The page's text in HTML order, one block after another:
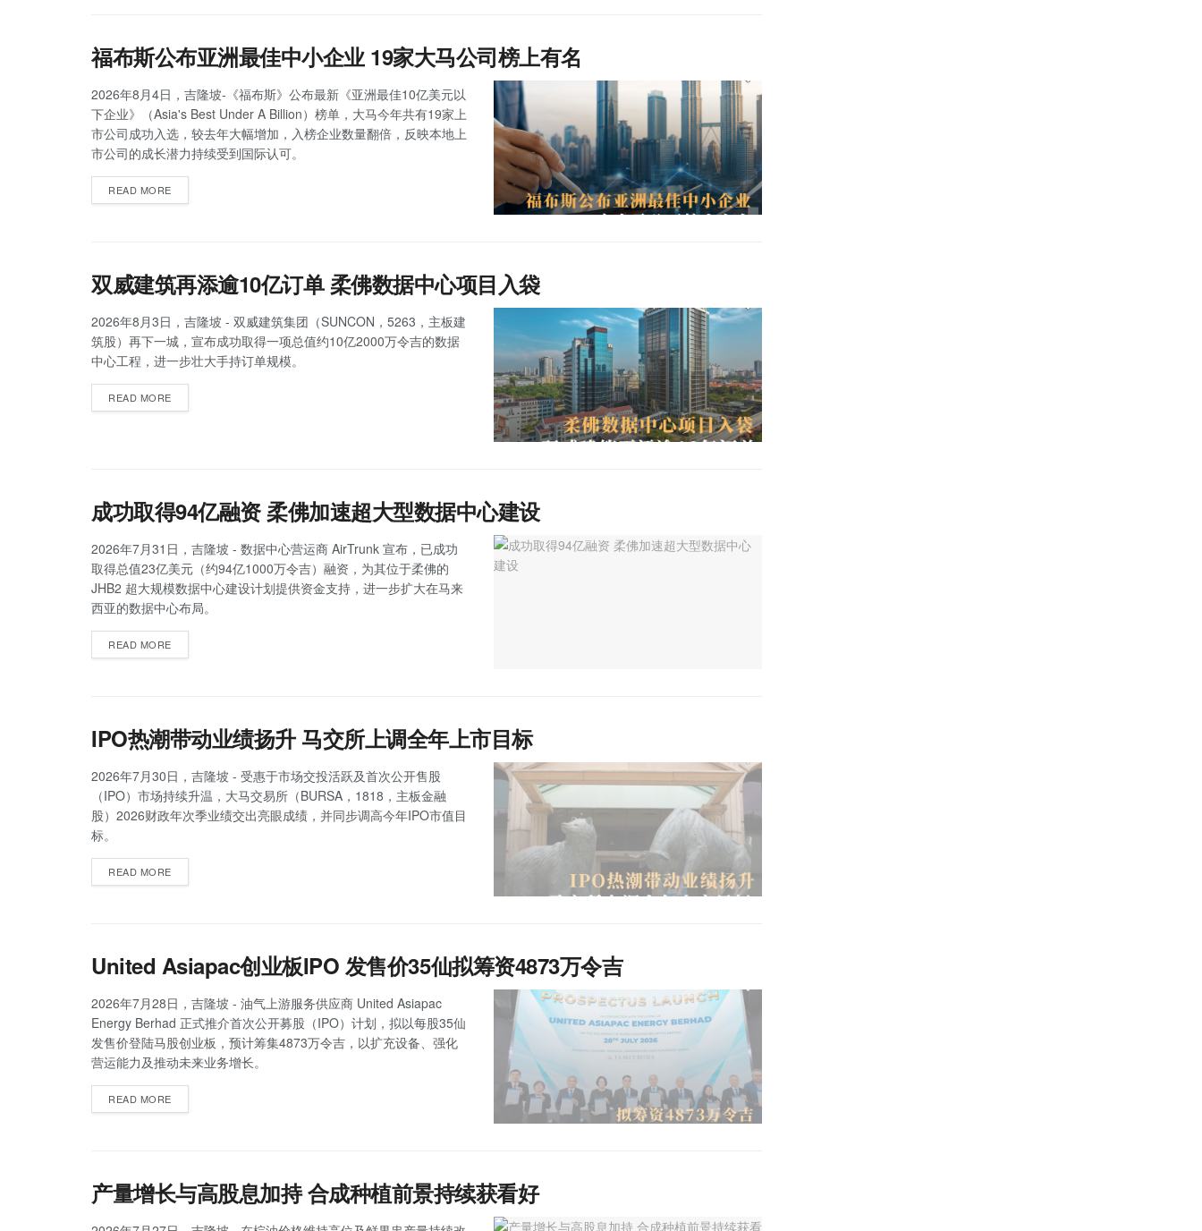
福布斯公布亚洲最佳中小企业 19家大马公司榜上有名
2026年8月4日，吉隆坡-《福布斯》公布最新《亚洲最佳10亿美元以
下企业》（Asia's Best Under A Billion）榜单，大马今年共有19家上
市公司成功入选，较去年大幅增加，入榜企业数量翻倍，反映本地上
市公司的成长潜力持续受到国际认可。
READ MORE
双威建筑再添逾10亿订单 柔佛数据中心项目入袋
2026年8月3日，吉隆坡 - 双威建筑集团（SUNCON，5263，主板建
筑股）再下一城，宣布成功取得一项总值约10亿2000万令吉的数据
中心工程，进一步壮大手持订单规模。
READ MORE
成功取得94亿融资 柔佛加速超大型数据中心建设
2026年7月31日，吉隆坡 - 数据中心营运商 AirTrunk 宣布，已成功
取得总值23亿美元（约94亿1000万令吉）融资，为其位于柔佛的
JHB2 超大规模数据中心建设计划提供资金支持，进一步扩大在马来
西亚的数据中心布局。
READ MORE
IPO热潮带动业绩扬升 马交所上调全年上市目标
2026年7月30日，吉隆坡 - 受惠于市场交投活跃及首次公开售股
（IPO）市场持续升温，大马交易所（BURSA，1818，主板金融
股）2026财政年次季业绩交出亮眼成绩，并同步调高今年IPO市值目
标。
READ MORE
United Asiapac创业板IPO 发售价35仙拟筹资4873万令吉
2026年7月28日，吉隆坡 - 油气上游服务供应商 United Asiapac
Energy Berhad 正式推介首次公开募股（IPO）计划，拟以每股35仙
发售价登陆马股创业板，预计筹集4873万令吉，以扩充设备、强化
营运能力及推动未来业务增长。
READ MORE
产量增长与高股息加持 合成种植前景持续获看好